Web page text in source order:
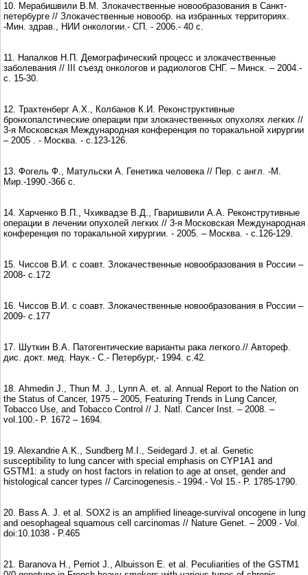
10. Мерабишвили В.М. Злокачественные новообразования в Санкт-
петербурге // Злокачественные новообр. на избранных территориях.
-Мин. здрав., НИИ онкологии.- СП. - 2006.- 40 с.
11. Напалков Н.П. Демографический процесс и злокачественные
заболевания // III съезд онкологов и радиологов СНГ. – Минск. – 2004.-
с. 15-30.
12. Трахтенберг А.Х., Колбанов К.И. Реконструктивные
бронхопалстические операции при злокачественных опухолях легких //
3-я Московская Международная конференция по торакальной хирургии
– 2005 . - Москва. - с.123-126.
13. Фогель Ф., Матульски А. Генетика человека // Пер. с англ. -М.
Мир.-1990.-366 с.
14. Харченко В.П., Чхиквадзе В.Д., Гваришвили А.А. Реконструтивные
операции в лечении опухолей легких // 3-я Московская Международная
конференция по торакальной хирургии. - 2005. – Москва. - с.126-129.
15. Чисcов В.И. c cоавт. Злокачественные новообразования в России –
2008- с.172
16. Чисcов В.И. c cоавт. Злокачественные новообразования в России –
2009- с.177
17. Шуткин В.А. Патогентические варианты рака легкого.// Автореф.
дис. докт. мед. Наук.- С.- Петербург,- 1994. с.42.
18. Ahmedin J., Thun M. J., Lynn A. et. al. Annual Report to the Nation on
the Status of Cancer, 1975 – 2005, Featuring Trends in Lung Cancer,
Tobacco Use, and Tobacco Control // J. Natl. Cancer Inst. – 2008. –
vol.100.- P. 1672 – 1694.
19. Alexandrie A.K., Sundberg M.I., Seidegard J. et al. Genetic
susceptibility to lung cancer with special emphasis on CYP1A1 and
GSTM1: a study on host factors in relation to age at onset, gender and
histological cancer types // Carcinogenesis.- 1994.- Vol 15.- P. 1785-1790.
20. Bass A. J. et al. SOX2 is an amplified lineage-survival oncogene in lung
and oesophageal squamous cell carcinomas // Nature Genet. – 2009.- Vol.
doi:10.1038 - P.465
21. Baranova H., Perriot J., Albuisson E. et al. Peculiarities of the GSTM1